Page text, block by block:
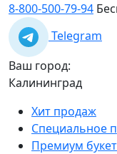
8-800-500-79-94
Telegram
Ваш город:
Калининград
Хит продаж
Специальное
Премиум